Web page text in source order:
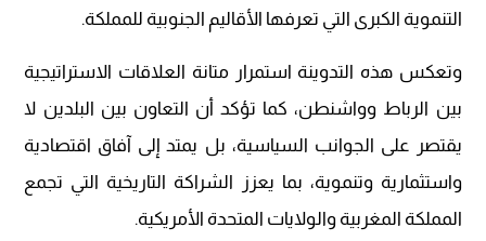
التنموية الكبرى التي تعرفها الأقاليم الجنوبية للمملكة.
وتعكس هذه التدوينة استمرار متانة العلاقات الاستراتيجية
بين الرباط وواشنطن، كما تؤكد أن التعاون بين البلدين لا
يقتصر على الجوانب السياسية، بل يمتد إلى آفاق اقتصادية
واستثمارية وتنموية، بما يعزز الشراكة التاريخية التي تجمع
المملكة المغربية والولايات المتحدة الأمريكية.